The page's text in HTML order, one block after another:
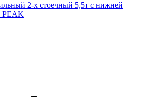
2-х стоечный 5,5т с нижней
PEAK